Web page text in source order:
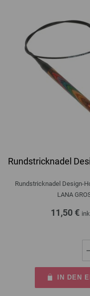
Rundstricknadel
Rundstricknadel Design-
LANA
11,50 €
IN DEN